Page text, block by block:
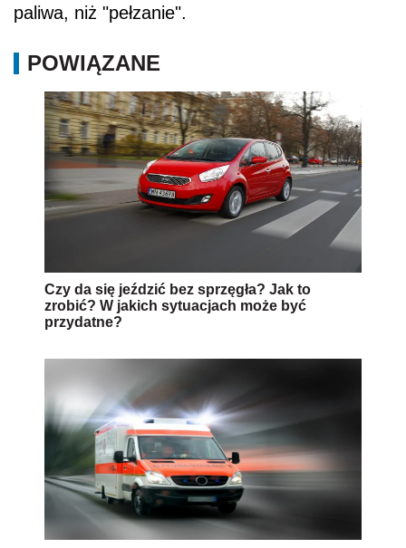
paliwa, niż "pełzanie".
POWIĄZANE
Czy da się jeździć bez sprzęgła? Jak to
zrobić? W jakich sytuacjach może być
przydatne?